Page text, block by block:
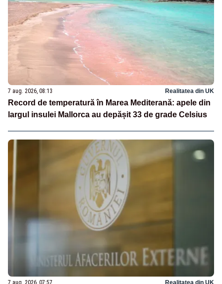
7 aug. 2026, 08:13 Realitatea din UK
Record de temperatură în Marea Mediterană: apele din
largul insulei Mallorca au depășit 33 de grade Celsius
7 aug. 2026, 07:57 Realitatea din UK